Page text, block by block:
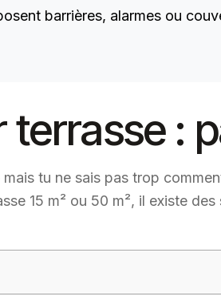
barrières, alarmes ou
terrasse :
mais tu ne sais pas trop
15 m² ou 50 m², il existe